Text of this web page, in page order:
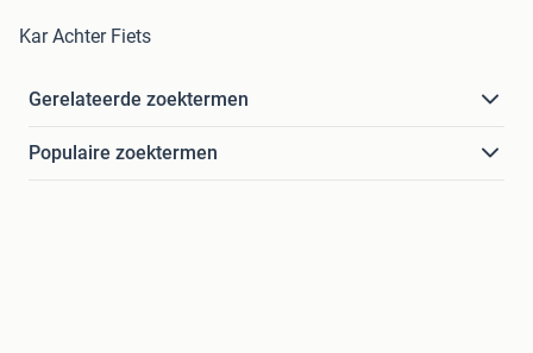
Kar Achter Fiets
Gerelateerde zoektermen
Populaire zoektermen